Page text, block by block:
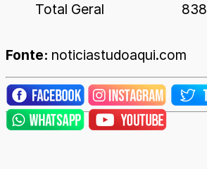
Total Geral 838
Fonte: noticiastudoaqui.com